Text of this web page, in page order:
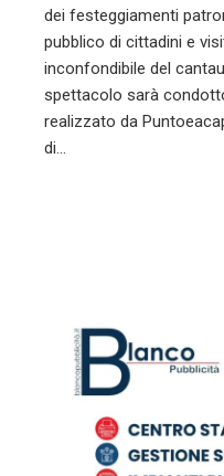
dei festeggiamenti
pubblico di cittadini e
inconfondibile del
spettacolo sarà
realizzato da
di…